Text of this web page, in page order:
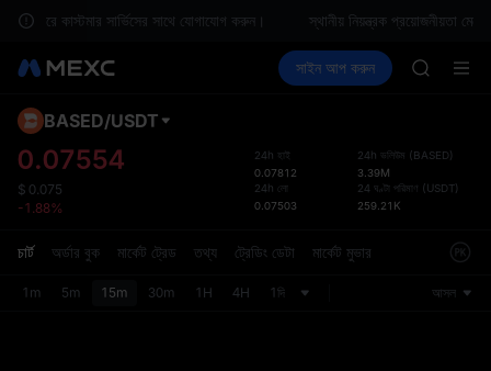
করে কাস্টমার সার্ভিসের সাথে যোগাযোগ করুন। স্থানীয় নিয়ন্ত্রক প্রয়োজনীয়তা
স্পট ফিউচার SPCX আয় করুন
সাইন আপ করুন
SKYAI
AAOI
SKYAI
BASED/USDT
0.07554
$ 0.075
-1.88%
24h হাই
0.07812
24h লো
0.07503
24h ভলিউম (BASED)
3.39M
24 ঘণ্টা পরিমাণ (USDT)
259.21K
চার্ট অর্ডার বুক মার্কেট ট্রেড তথ্য ট্রেডিং ডেটা মার্কেট মুভার
1m 5m 15m 30m 1H 4H 1দি আসল